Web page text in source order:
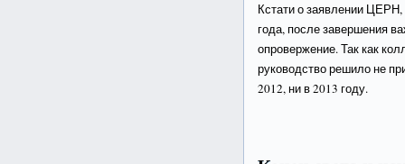
Кстати о заявлении
года, после завершения
опровержение. Так как
руководство решило не
2012, ни в 2013 году.